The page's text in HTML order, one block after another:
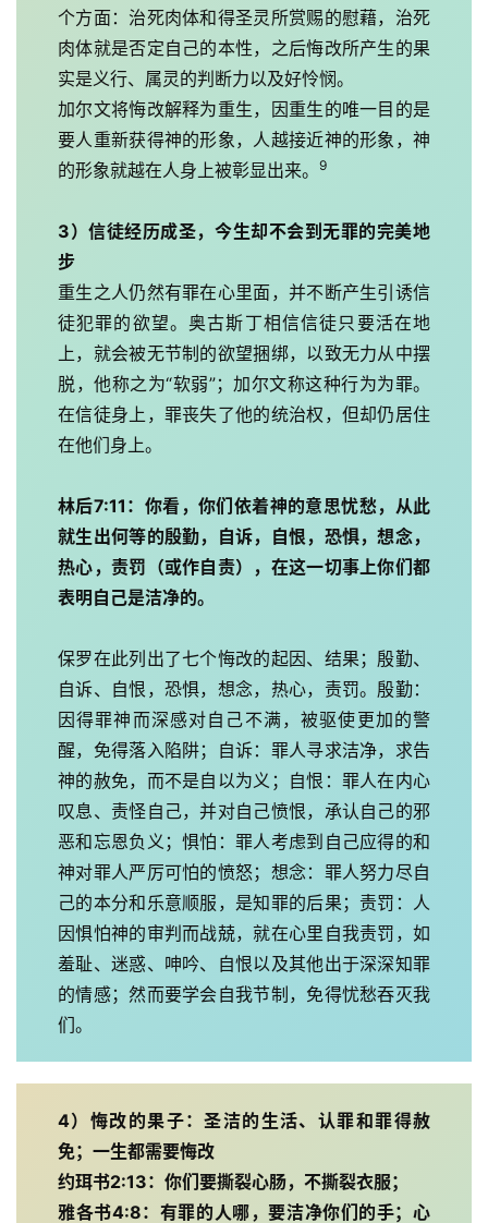
个方面：治死肉体和得圣灵所赏赐的慰藉，治死
肉体就是否定自己的本性，之后悔改所产生的果
实是义行、属灵的判断力以及好怜悯。
加尔文将悔改解释为重生，因重生的唯一目的是
要人重新获得神的形象，人越接近神的形象，神
的形象就越在人身上被彰显出来。
9
3）信徒经历成圣，今生却不会到无罪的完美地
步
重生之人仍然有罪在心里面，并不断产生引诱信
徒犯罪的欲望。奥古斯丁相信信徒只要活在地
上，就会被无节制的欲望捆绑，以致无力从中摆
脱，他称之为“软弱”；加尔文称这种行为为罪。
在信徒身上，罪丧失了他的统治权，但却仍居住
在他们身上。
林后7:11：你看，你们依着神的意思忧愁，从此
就生出何等的殷勤，自诉，自恨，恐惧，想念，
热心，责罚（或作自责），在这一切事上你们都
表明自己是洁净的。
保罗在此列出了七个悔改的起因、结果；殷勤、
自诉、自恨，恐惧，想念，热心，责罚。殷勤：
因得罪神而深感对自己不满，被驱使更加的警
醒，免得落入陷阱；自诉：罪人寻求洁净，求告
神的赦免，而不是自以为义；自恨：罪人在内心
叹息、责怪自己，并对自己愤恨，承认自己的邪
恶和忘恩负义；惧怕：罪人考虑到自己应得的和
神对罪人严厉可怕的愤怒；想念：罪人努力尽自
己的本分和乐意顺服，是知罪的后果；责罚：人
因惧怕神的审判而战兢，就在心里自我责罚，如
羞耻、迷惑、呻吟、自恨以及其他出于深深知罪
的情感；然而要学会自我节制，免得忧愁吞灭我
们。
4）悔改的果子：圣洁的生活、认罪和罪得赦
免；一生都需要悔改
约珥书2:13：你们要撕裂心肠，不撕裂衣服；
雅各书4:8：有罪的人哪，要洁净你们的手；心